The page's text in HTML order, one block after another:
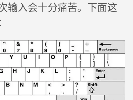
输入会十分痛苦。下面这